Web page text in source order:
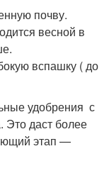
почву.
весной в
вспашку ( до
удобрения с
Это даст более
этап —